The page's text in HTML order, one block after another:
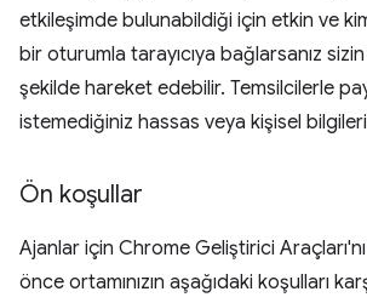
etkileşimde bulunabildiği için etkin ve
bir oturumla tarayıcıya bağlarsanız sizin
şekilde hareket edebilir. Temsilcilerle
istemediğiniz hassas veya kişisel
Ön koşullar
Ajanlar için Chrome Geliştirici
önce ortamınızın aşağıdaki koşulları